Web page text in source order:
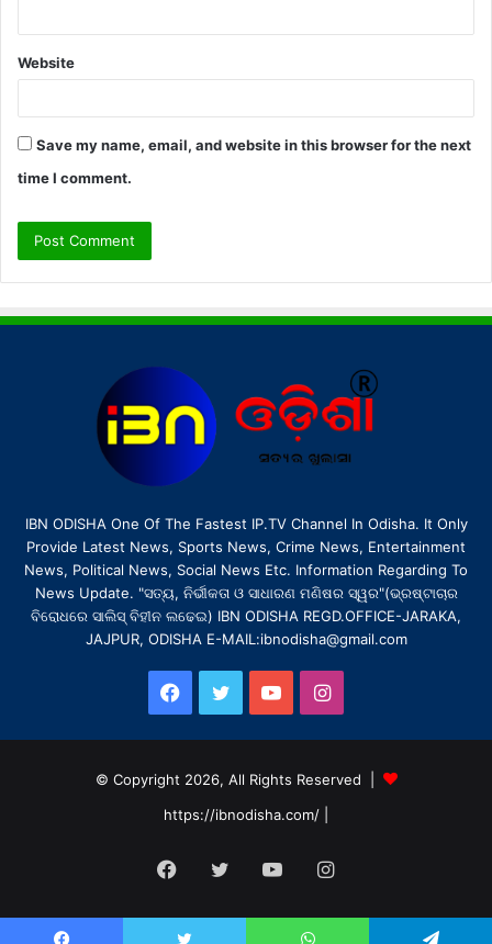
Website
Save my name, email, and website in this browser for the next
time I comment.
IBN ODISHA One Of The Fastest IP.TV Channel In Odisha. It Only
Provide Latest News, Sports News, Crime News, Entertainment
News, Political News, Social News Etc. Information Regarding To
News Update. "ସତ୍ୟ, ନିର୍ଭୀକତା ଓ ସାଧାରଣ ମଣିଷର ସ୍ୱର"(ଭ୍ରଷ୍ଟାଚାର
ବିରୋଧରେ ସାଲିସ୍ ବିହୀନ ଲଢେଇ) IBN ODISHA REGD.OFFICE-JARAKA,
JAJPUR, ODISHA E-MAIL:ibnodisha@gmail.com
Facebook
TwitterYouTubeInstagram
© Copyright 2026, All Rights Reserved |
https://ibnodisha.com/
Facebook
TwitterYouTubeInstagram